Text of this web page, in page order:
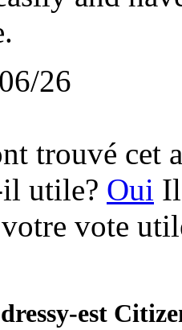
26
trouvé cet
utile? Oui
vote
est